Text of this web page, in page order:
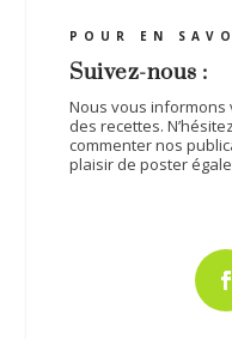
POUR EN
Suivez-nous :
Nous vous informons
des recettes.
commenter nos
plaisir de poster